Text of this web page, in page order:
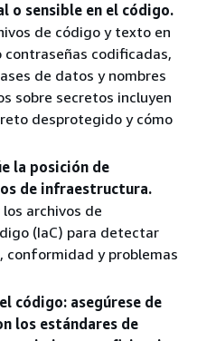
o sensible en el código.
de código y texto en
contraseñas codificadas,
de datos y nombres
sobre secretos incluyen
desprotegido y cómo
la posición de
de infraestructura.
archivos de
(IaC) para detectar
conformidad y problemas
código: asegúrese de
los estándares de